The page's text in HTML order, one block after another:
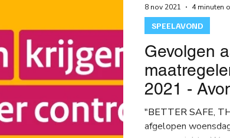
Gevolgen aangescherpte
2021 -
"BETTER SAFE,
afgelopen
SPEELAVOND
8 nov 2021 4 minuten